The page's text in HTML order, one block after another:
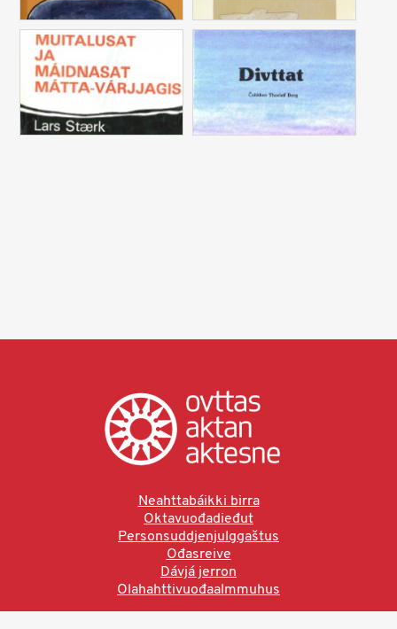
Neahttabáikki birra
Oktavuođadieđut
Personsuddjenjulggaštus
Ođasreive
Dávjá jerron
Olahahttivuođaalmmuhus